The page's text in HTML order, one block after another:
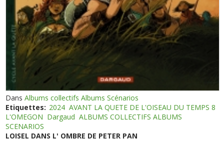
DansAlbums collectifs Albums Scénarios
Etiquettes: 2024 AVANT LA QUETE DE L'OISEAU DU TEMPS 8
L'OMEGON Dargaud ALBUMS COLLECTIFS ALBUMS
SCENARIOS
LOISEL DANS L' OMBRE DE PETER PAN